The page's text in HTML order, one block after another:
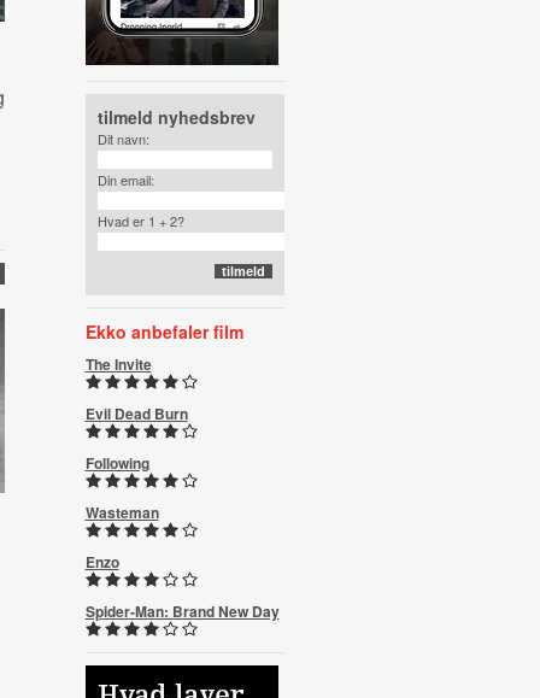
tilmeld nyhedsbrev
Dit navn:
Din email:
Hvad er 1 + 2?
Ekko anbefaler film
The Invite
Evil Dead Burn
Following
Wasteman
Enzo
Spider-Man: Brand New Day